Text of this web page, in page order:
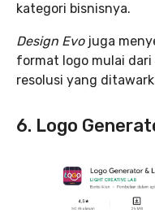
kategori bisnisnya.
Design Evojuga
format logo mulai dari
resolusi yang
6. Logo